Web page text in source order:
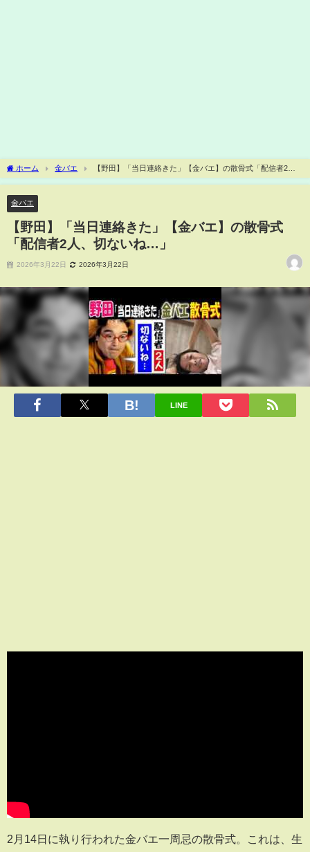
ホーム 金バエ
【野田】「当日連絡きた」【金バエ】の散骨式「配信者2
人、切ないね…」
金バエ
【野田】「当日連絡きた」【金バエ】の散骨式
「配信者2人、切ないね…」
2026年3月22日 2026年3月22日
LINE
2月14日に執り行われた金バエ一周忌の散骨式。これは、生